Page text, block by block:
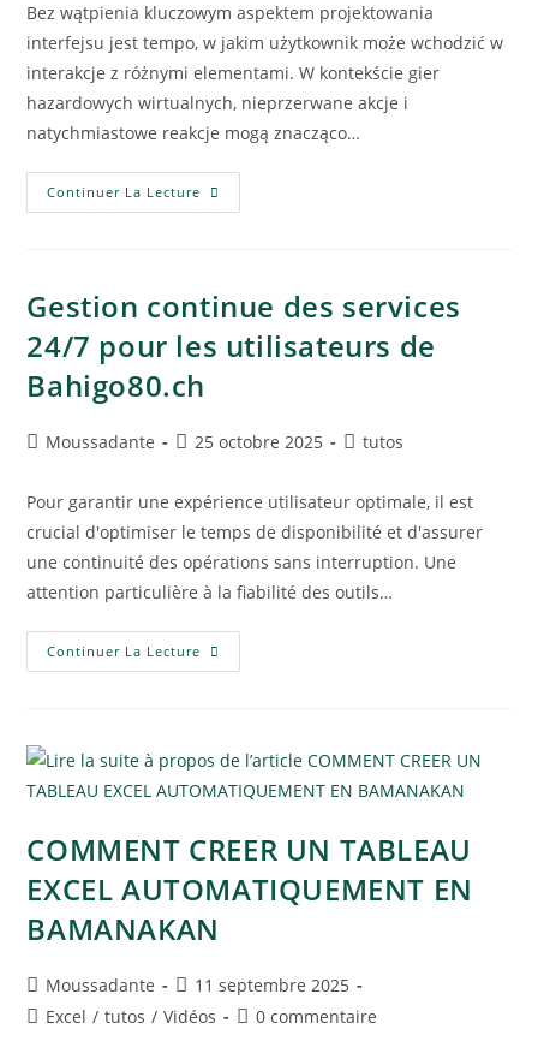
Bez wątpienia kluczowym aspektem projektowania
interfejsu jest tempo, w jakim użytkownik może wchodzić w
interakcje z różnymi elementami. W kontekście gier
hazardowych wirtualnych, nieprzerwane akcje i
natychmiastowe reakcje mogą znacząco…
Continuer La Lecture
Gestion continue des services
24/7 pour les utilisateurs de
Bahigo80.ch
Moussadante 25 octobre 2025 tutos
Pour garantir une expérience utilisateur optimale, il est
crucial d'optimiser le temps de disponibilité et d'assurer
une continuité des opérations sans interruption. Une
attention particulière à la fiabilité des outils…
Continuer La Lecture
COMMENT CREER UN TABLEAU
EXCEL AUTOMATIQUEMENT EN
BAMANAKAN
Moussadante
11 septembre 2025
Excel / tutos / Vidéos 0 commentaire